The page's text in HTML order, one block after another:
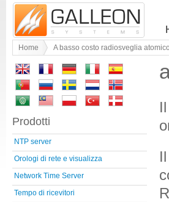
Home A basso costo radiosveglia atomico
Prodotti
NTP server
Orologi di rete e visualizza
Network Time Server
Tempo di ricevitori